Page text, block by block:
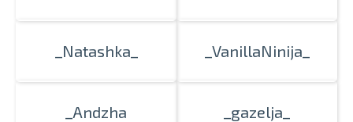
_Natashka_ _VanillaNinija_
_Andzha _gazelja_